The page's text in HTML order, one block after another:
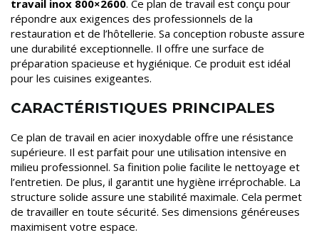
travail inox 800×2600. Ce plan de travail est conçu pour
répondre aux exigences des professionnels de la
restauration et de l’hôtellerie. Sa conception robuste assure
une durabilité exceptionnelle. Il offre une surface de
préparation spacieuse et hygiénique. Ce produit est idéal
pour les cuisines exigeantes.
CARACTÉRISTIQUES PRINCIPALES
Ce plan de travail en acier inoxydable offre une résistance
supérieure. Il est parfait pour une utilisation intensive en
milieu professionnel. Sa finition polie facilite le nettoyage et
l’entretien. De plus, il garantit une hygiène irréprochable. La
structure solide assure une stabilité maximale. Cela permet
de travailler en toute sécurité. Ses dimensions généreuses
maximisent votre espace.